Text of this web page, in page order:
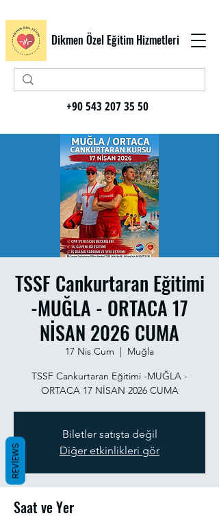
Dikmen Özel Eğitim Hizmetleri
+90 543 207 35 50
TSSF Cankurtaran Eğitimi
-MUĞLA - ORTACA 17
NİSAN 2026 CUMA
17 Nis Cum
  |
Muğla
TSSF Cankurtaran Eğitimi -MUĞLA -
ORTACA 17 NİSAN 2026 CUMA
Biletler satışta değil
Diğer etkinlikleri gör
Saat ve Yer
REVIEWS